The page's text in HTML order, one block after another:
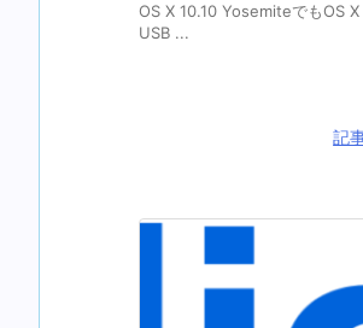
OS X 10.10 YosemiteでもOS
USB ...
記